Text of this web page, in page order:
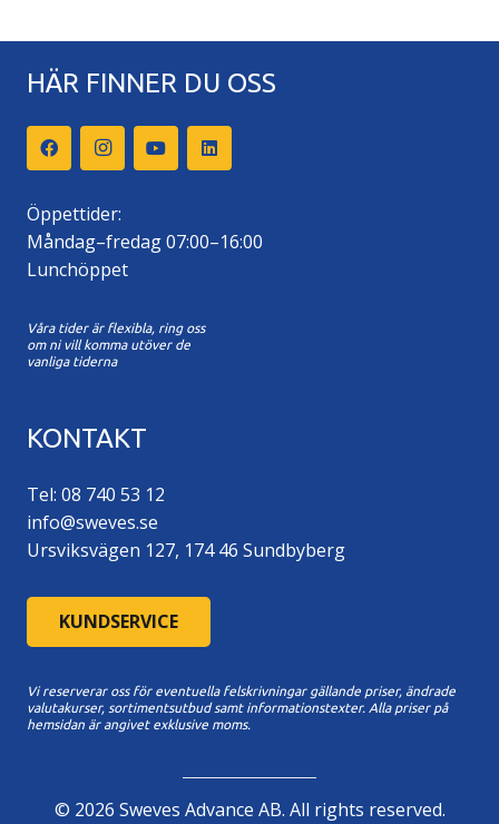
HÄR FINNER DU OSS
Öppettider:
Måndag–fredag 07:00–16:00
Lunchöppet
Våra tider är flexibla, ring oss
om ni vill komma utöver de
vanliga tiderna
KONTAKT
Tel: 08 740 53 12
info@sweves.se
Ursviksvägen 127, 174 46 Sundbyberg
KUNDSERVICE
Vi reserverar oss för eventuella felskrivningar gällande priser, ändrade
valutakurser, sortimentsutbud samt informationstexter. Alla priser på
hemsidan är angivet exklusive moms.
© 2026 Sweves Advance AB. All rights reserved.